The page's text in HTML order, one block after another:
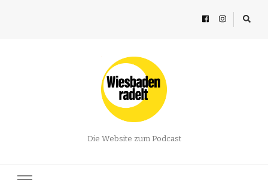
Die Website zum Podcast